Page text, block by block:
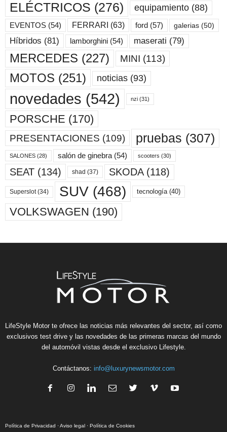
ELÉCTRICOS (276) equipamiento (88)
EVENTOS (54) FERRARI (63) ford (57) galerias (50)
Híbridos (81) lamborghini (54) maserati (79)
MERCEDES (227) MINI (113)
MOTOS (251) noticias (93)
novedades (542) nzi (31)
PORSCHE (170)
PRESENTACIONES (109) pruebas (307)
SALONES (28) salón de ginebra(54) scooters (30)
SEAT (134) shad (37) SKODA(118)
Superslot(34) SUV (468) tecnología(40)
VOLKSWAGEN (190)
LifeStyle Motor te ofrece las noticias más relevantes del sector, así como
exclusivos test drive y las novedades de las primeras marcas del mundo
del automóvil vistas desde el exclusivo Lifestyle.
Contáctanos: info@luxurynewsmotor.com
Política de Privacidad ·Aviso legal · Política de Cookies